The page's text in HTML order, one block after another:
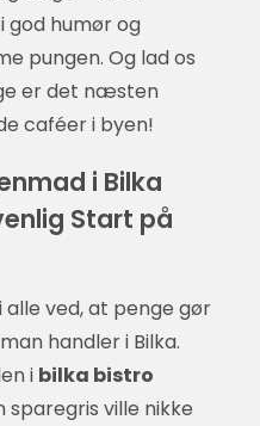
god humør og
pungen. Og lad os
er det næsten
caféer i byen!
i Bilka
Start på
alle ved, at penge gør
handler i Bilka.
i bilka bistro
sparegris ville nikke